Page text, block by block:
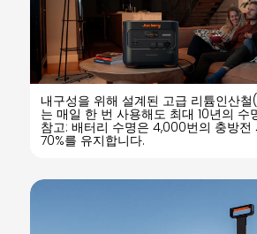
내구성을 위해 설계된 고급 리튬인산
는 매일 한 번 사용해도 최대 10년의 수
참고: 배터리 수명은 4,000번의 충방전
70%를 유지합니다.